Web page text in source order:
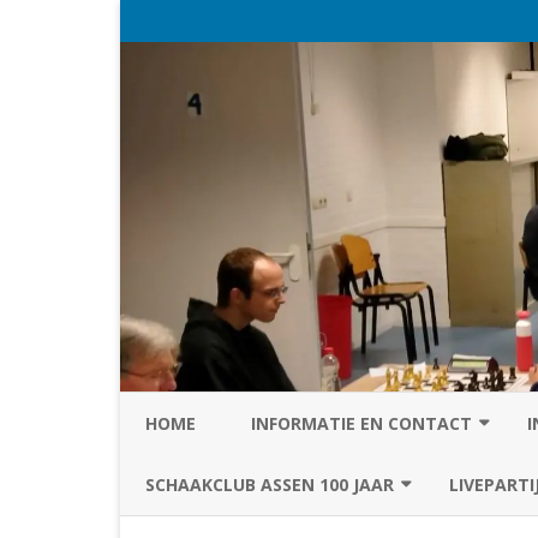
HOME INFORMATIE EN CONTACT
PRIVACY STATEMENT VAN SC
SCHAAKCLUB ASSEN 100 JAAR